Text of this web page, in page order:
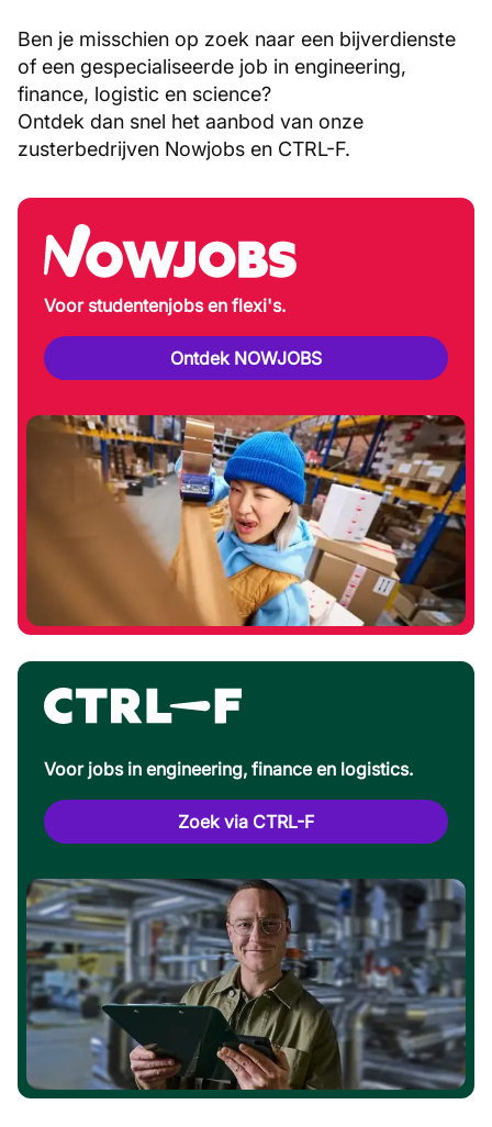
Ben je misschien op zoek naar een bijverdienste
of een gespecialiseerde job in engineering,
finance, logistic en science?
Ontdek dan snel het aanbod van onze
zusterbedrijven Nowjobs en CTRL-F.
Voor studentenjobs en flexi's.
Ontdek NOWJOBS
Voor jobs in engineering, finance en logistics.
Zoek via CTRL-F